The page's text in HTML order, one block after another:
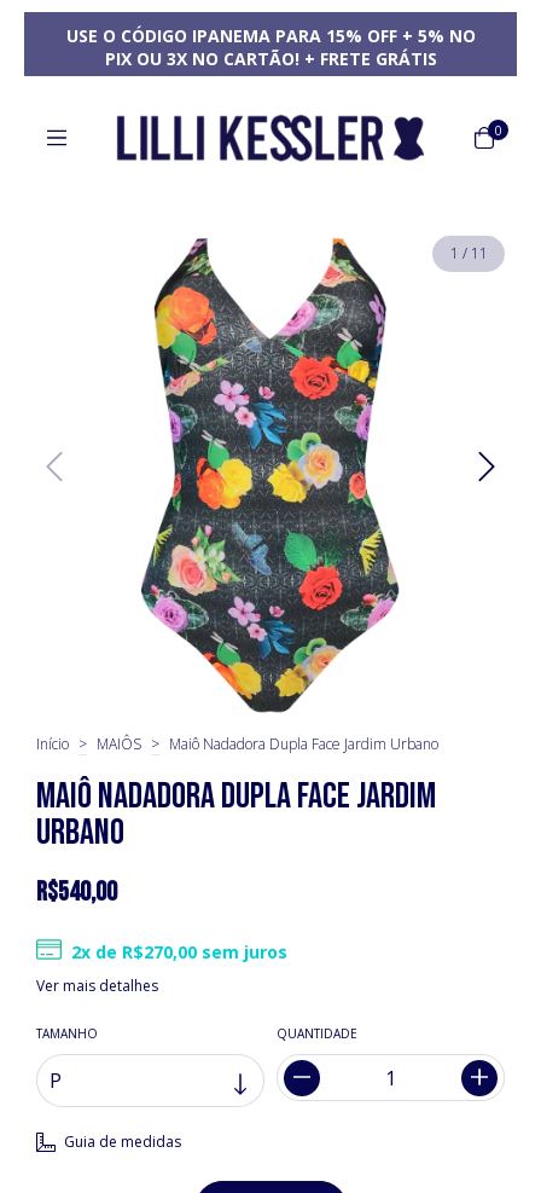
USE O CÓDIGO IPANEMA PARA 15% OFF + 5% NO
PIX OU 3X NO CARTÃO! + FRETE GRÁTIS
0
1 / 11
Início > MAIÔS > Maiô Nadadora Dupla Face Jardim Urbano
Maiô Nadadora Dupla Face Jardim
Urbano
R$540,00
2x de R$270,00sem juros
Ver mais detalhes
TAMANHO QUANTIDADE
Guia de medidas